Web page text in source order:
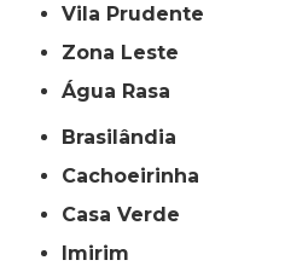
Vila Prudente
Zona Leste
Água Rasa
Brasilândia
Cachoeirinha
Casa Verde
Imirim